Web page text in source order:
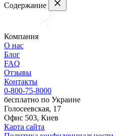
Содержание
Компания
О нас
Блог
FAQ
Отзывы
Контакты
0-800-75-8000
бесплатно по Украине
Голосеевская, 17
Офис 503, Киев
Карта сайта